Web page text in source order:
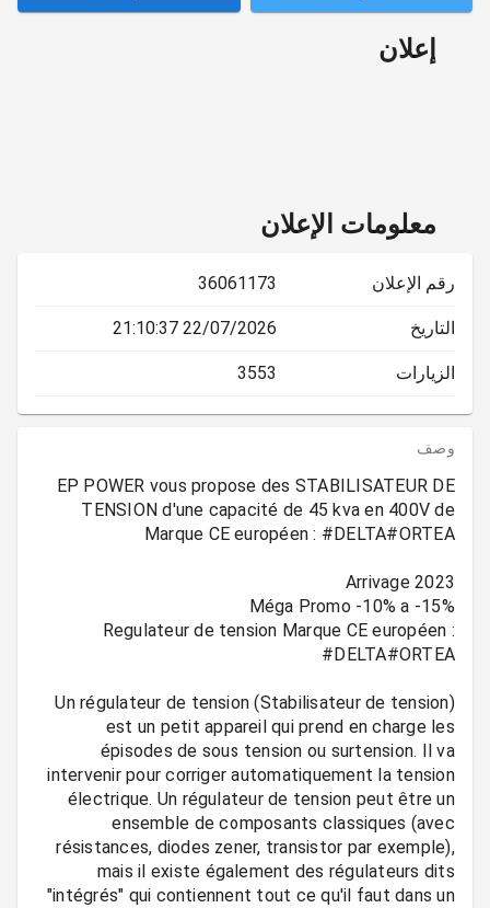
إعلان
معلومات الإعلان
رقم الإعلان 36061173
التاريخ 22/07/2026 21:10:37
الزيارات 3553
وصف
EP POWER vous propose des STABILISATEUR DE
TENSION d'une capacité de 45 kva en 400V de
Regulateur de tension Marque CE européen :
Un régulateur de tension (Stabilisateur de tension)
est un petit appareil qui prend en charge les
épisodes de sous tension ou surtension. Il va
intervenir pour corriger automatiquement la tension
électrique. Un régulateur de tension peut être un
ensemble de composants classiques (avec
résistances, diodes zener, transistor par exemple),
mais il existe également des régulateurs dits
"intégrés" qui contiennent tout ce qu'il faut dans un